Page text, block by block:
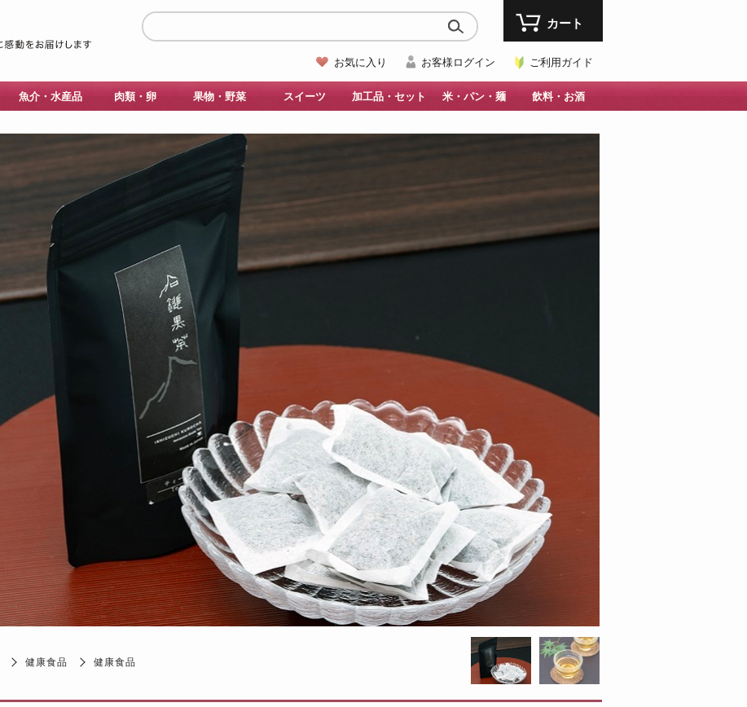
お気に入り お客様ログイン ご利用ガイド
カート
魚介・水産品 肉類・卵 果物・野菜 スイーツ 加工品・セット 米・パン・麺 飲料・お酒
健康食品 健康食品